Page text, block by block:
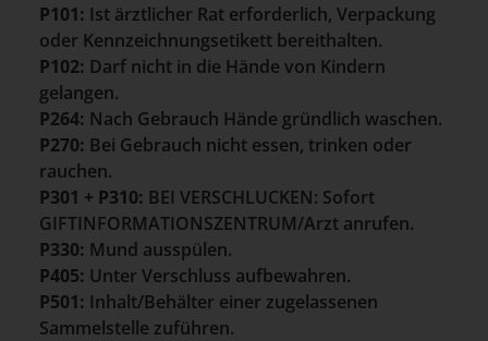
P101: Ist ärztlicher Rat erforderlich, Verpackung
oder Kennzeichnungsetikett bereithalten.
P102: Darf nicht in die Hände von Kindern
gelangen.
P264: Nach Gebrauch Hände gründlich waschen.
P270: Bei Gebrauch nicht essen, trinken oder
rauchen.
P301 + P310: BEI VERSCHLUCKEN: Sofort
GIFTINFORMATIONSZENTRUM/Arzt anrufen.
P330: Mund ausspülen.
P405: Unter Verschluss aufbewahren.
P501: Inhalt/Behälter einer zugelassenen
Sammelstelle zuführen.